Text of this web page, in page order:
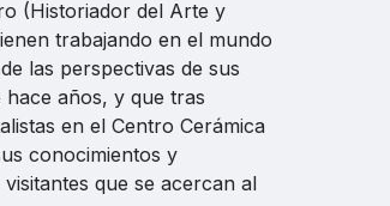
(Historiador del Arte y
trabajando en el mundo
las perspectivas de sus
hace años, y que tras
en el Centro Cerámica
conocimientos y
que se acercan al